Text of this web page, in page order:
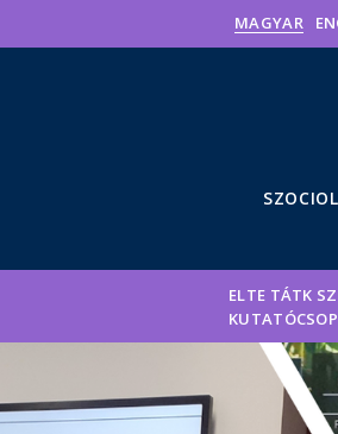
MAGYAR
ELTE TÁTK